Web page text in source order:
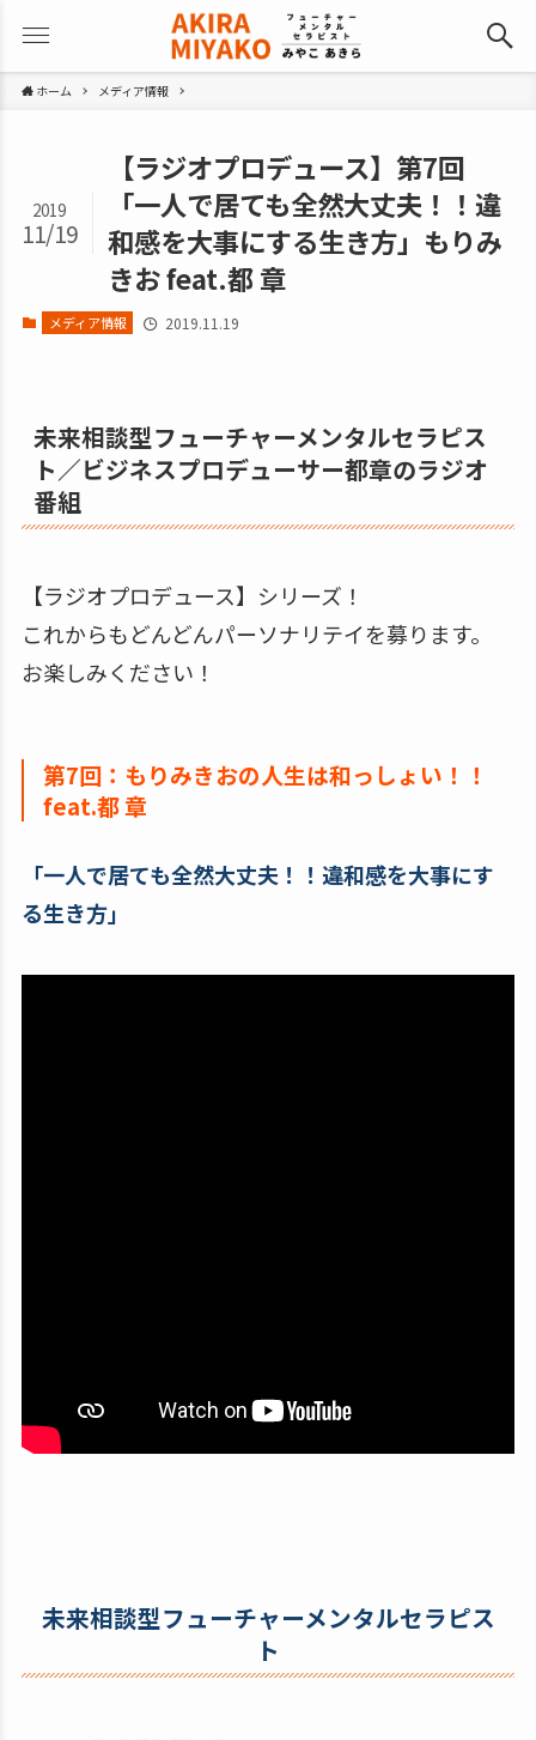
ホーム メディア情報
【ラジオプロデュース】第7回
「一人で居ても全然大丈夫！！違
和感を大事にする生き方」もりみ
きお feat.都 章
2019
11/19
メディア情報 2019.11.19
未来相談型フューチャーメンタルセラピス
ト／ビジネスプロデューサー都章のラジオ
番組
【ラジオプロデュース】シリーズ！
これからもどんどんパーソナリテイを募ります。
お楽しみください！
第7回：もりみきおの人生は和っしょい！！
feat.都 章
「一人で居ても全然大丈夫！！違和感を大事にす
る生き方」
未来相談型フューチャーメンタルセラピス
ト